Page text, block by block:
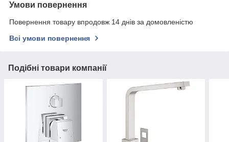
Умови повернення
Повернення товару впродовж 14 днів за домовленістю
Всі умови повернення
Подібні товари компанії